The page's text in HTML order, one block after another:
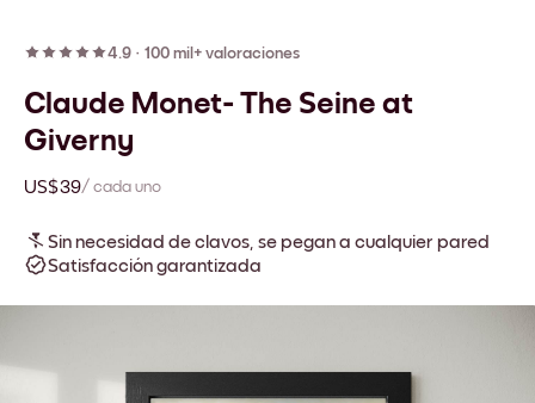
4.9 · 100 mil+ valoraciones
Claude Monet- The Seine at
Giverny
US$39/ cada uno
Sin necesidad de clavos, se pegan a cualquier pared
Satisfacción garantizada